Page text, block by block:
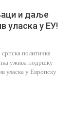
и даље
уласка у ЕУ!
политичка
ужива подршку
уласка у Европску